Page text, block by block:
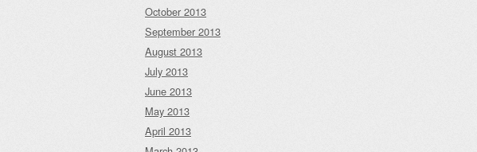
October 2013
September 2013
August 2013
July 2013
June 2013
May 2013
April 2013